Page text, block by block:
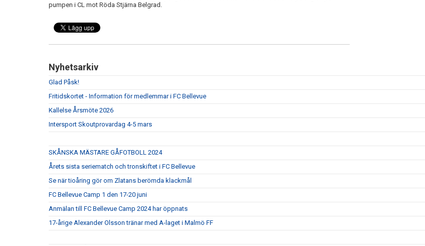
pumpen i CL mot Röda Stjärna Belgrad.
Nyhetsarkiv
Glad Påsk!
Fritidskortet - Information för medlemmar i FC Bellevue
Kallelse Årsmöte 2026
Intersport Skoutprovardag 4-5 mars
SKÅNSKA MÄSTARE GÅFOTBOLL 2024
Årets sista seriematch och tronskiftet i FC Bellevue
Se när tioåring gör om Zlatans berömda klackmål
FC Bellevue Camp 1 den 17-20 juni
Anmälan till FC Bellevue Camp 2024 har öppnats
17-årige Alexander Olsson tränar med A-laget i Malmö FF